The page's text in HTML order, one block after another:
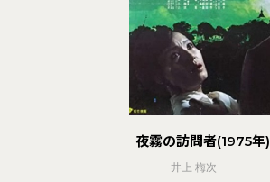
夜霧の訪問者(1975年)
井上 梅次